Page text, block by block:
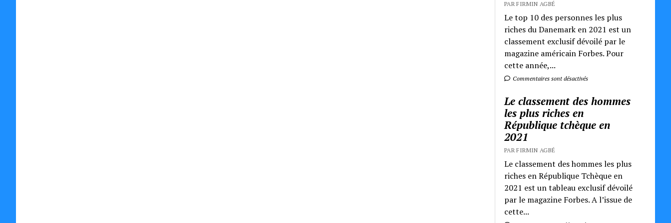
PAR FIRMIN AGBÉ
Le top 10 des personnes les plus
riches du Danemark en 2021 est un
classement exclusif dévoilé par le
magazine américain Forbes. Pour
cette année,...
Commentaires sont désactivés
Le classement des hommes
les plus riches en
République tchèque en
2021
PAR FIRMIN AGBÉ
Le classement des hommes les plus
riches en République Tchèque en
2021 est un tableau exclusif dévoilé
par le magazine Forbes. A l’issue de
cette...